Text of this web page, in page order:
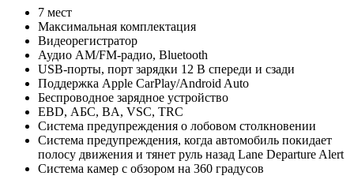
7 мест
Максимальная комплектация
Видеорегистратор
Аудио AM/FM-радио, Bluetooth
USB-порты, порт зарядки 12 В спереди и сзади
Поддержка Apple CarPlay/Android Auto
Беспроводное зарядное устройство
EBD, АБС, BA, VSC, TRC
Система предупреждения о лобовом столкновении
Система предупреждения, когда автомобиль покидает
полосу движения и тянет руль назад Lane Departure Alert
Система камер с обзором на 360 градусов